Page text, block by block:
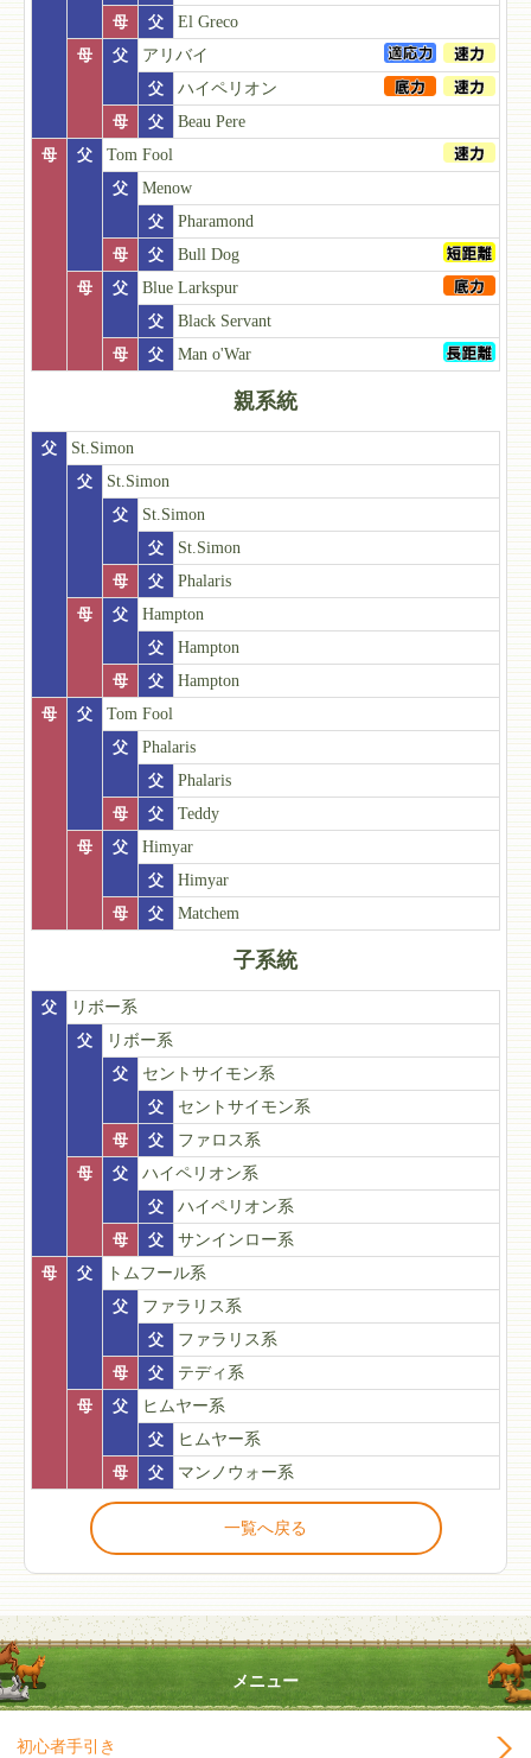
母
父
El Greco
母
父
アリバイ
父
ハイペリオン
母
父
Beau Pere
母
父
Tom Fool
父
Menow
父
Pharamond
母
父
Bull Dog
母
父
Blue Larkspur
父
Black Servant
母
父 Man o'War
親系統
父
St.Simon
父
St.Simon
父
St.Simon
父
St.Simon
母
父
Phalaris
母
父
Hampton
父
Hampton
母
父
Hampton
母
父
Tom Fool
父
Phalaris
父
Phalaris
母
父
Teddy
母
父
Himyar
父
Himyar
母
父 Matchem
子系統
父
リボー系
父
リボー系
父
セントサイモン系
父
セントサイモン系
母
父
ファロス系
母
父
ハイペリオン系
父
ハイペリオン系
母
父
サンインロー系
母
父
トムフール系
父
ファラリス系
父
ファラリス系
母
父
テディ系
母
父
ヒムヤー系
父
ヒムヤー系
母
父 マンノウォー系
一覧へ戻る
メニュー
初心者手引き